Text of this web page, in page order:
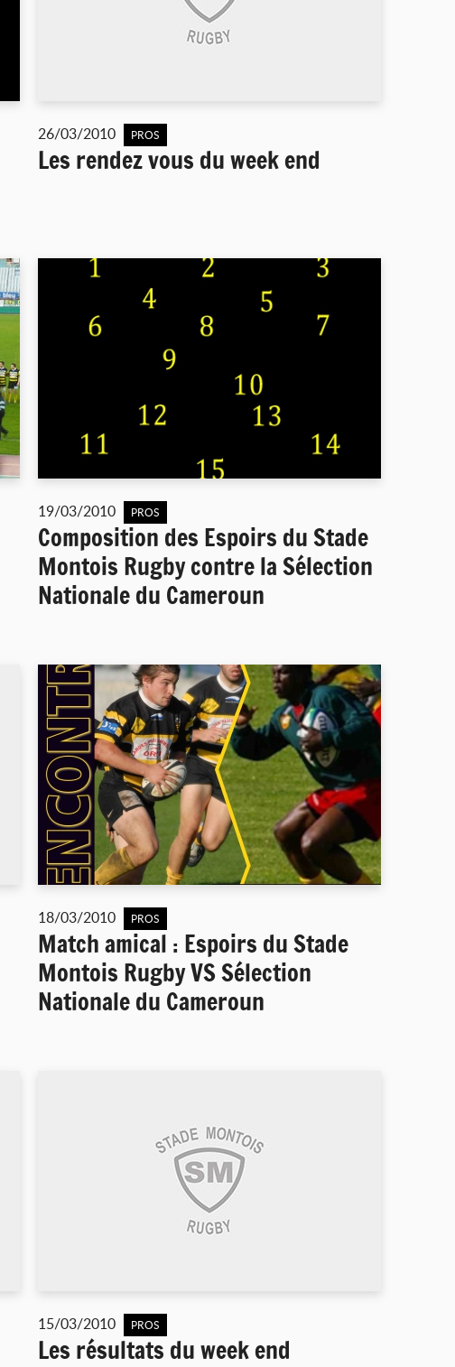
26/03/2010 PROS
Les rendez vous du week end
19/03/2010 PROS
Composition des Espoirs du Stade
Montois Rugby contre la Sélection
Nationale du Cameroun
18/03/2010 PROS
Match amical : Espoirs du Stade
Montois Rugby VS Sélection
Nationale du Cameroun
15/03/2010 PROS
Les résultats du week end